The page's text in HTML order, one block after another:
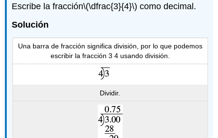
Escribe la fracción\(\dfrac{3}{4}\) como decimal.
Solución
Una barra de fracción significa división, por lo que podemos
escribir la fracción 3 4 usando división.
Dividir.